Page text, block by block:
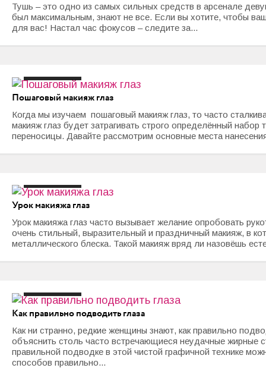
Тушь – это одно из самых сильных средств в арсенале
был максимальным, знают не все. Если вы хотите, чтобы
для вас! Настал час фокусов – следите за...
Пошаговый макияж глаз
Когда мы изучаем пошаговый макияж глаз, то часто
макияж глаз будет затрагивать строго определённый
переносицы. Давайте рассмотрим основные места
Урок макияжа глаз
Урок макияжа глаз часто вызывает желание опробовать
очень стильный, выразительный и праздничный макияж, в
металлического блеска. Такой макияж вряд ли назовёшь
Как правильно подводить глаза
Как ни странно, редкие женщины знают, как правильно
объяснить столь часто встречающиеся неудачные жирные
правильной подводке в этой чистой графичной технике
способов правильно...